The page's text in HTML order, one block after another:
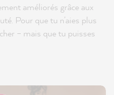
améliorés grâce aux
Pour que tu n’aies plus
– mais que tu puisses